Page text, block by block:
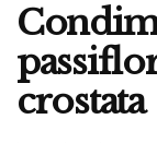
crostata